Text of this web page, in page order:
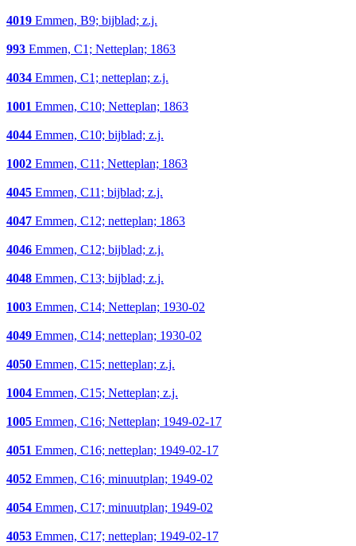
4019 Emmen, B9; bijblad; z.j.
993 Emmen, C1; Netteplan; 1863
4034 Emmen, C1; netteplan; z.j.
1001 Emmen, C10; Netteplan; 1863
4044 Emmen, C10; bijblad; z.j.
1002 Emmen, C11; Netteplan; 1863
4045 Emmen, C11; bijblad; z.j.
4047 Emmen, C12; netteplan; 1863
4046 Emmen, C12; bijblad; z.j.
4048 Emmen, C13; bijblad; z.j.
1003 Emmen, C14; Netteplan; 1930-02
4049 Emmen, C14; netteplan; 1930-02
4050 Emmen, C15; netteplan; z.j.
1004 Emmen, C15; Netteplan; z.j.
1005 Emmen, C16; Netteplan; 1949-02-17
4051 Emmen, C16; netteplan; 1949-02-17
4052 Emmen, C16; minuutplan; 1949-02
4054 Emmen, C17; minuutplan; 1949-02
4053 Emmen, C17; netteplan; 1949-02-17